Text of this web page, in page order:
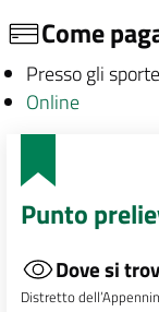
Come
Presso gli
Online
Punto
Dove si
Distretto